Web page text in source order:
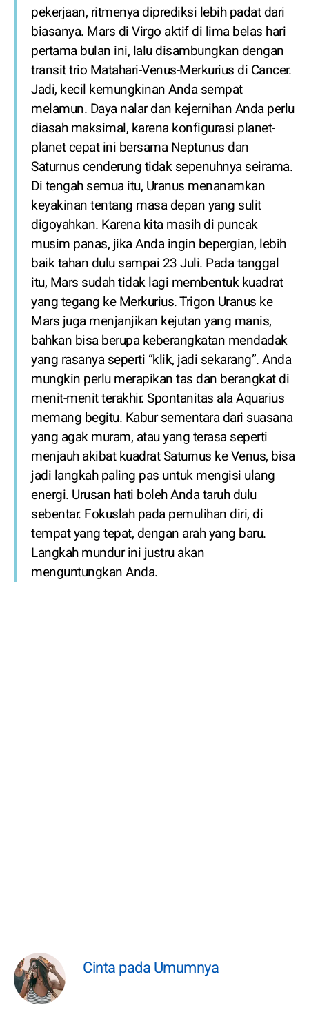
pekerjaan, ritmenya diprediksi lebih padat dari
biasanya. Mars di Virgo aktif di lima belas hari
pertama bulan ini, lalu disambungkan dengan
transit trio Matahari-Venus-Merkurius di Cancer.
Jadi, kecil kemungkinan Anda sempat
melamun. Daya nalar dan kejernihan Anda perlu
diasah maksimal, karena konfigurasi planet-
planet cepat ini bersama Neptunus dan
Saturnus cenderung tidak sepenuhnya seirama.
Di tengah semua itu, Uranus menanamkan
keyakinan tentang masa depan yang sulit
digoyahkan. Karena kita masih di puncak
musim panas, jika Anda ingin bepergian, lebih
baik tahan dulu sampai 23 Juli. Pada tanggal
itu, Mars sudah tidak lagi membentuk kuadrat
yang tegang ke Merkurius. Trigon Uranus ke
Mars juga menjanjikan kejutan yang manis,
bahkan bisa berupa keberangkatan mendadak
yang rasanya seperti “klik, jadi sekarang”. Anda
mungkin perlu merapikan tas dan berangkat di
menit-menit terakhir. Spontanitas ala Aquarius
memang begitu. Kabur sementara dari suasana
yang agak muram, atau yang terasa seperti
menjauh akibat kuadrat Saturnus ke Venus, bisa
jadi langkah paling pas untuk mengisi ulang
energi. Urusan hati boleh Anda taruh dulu
sebentar. Fokuslah pada pemulihan diri, di
tempat yang tepat, dengan arah yang baru.
Langkah mundur ini justru akan
menguntungkan Anda.
Cinta pada Umumnya